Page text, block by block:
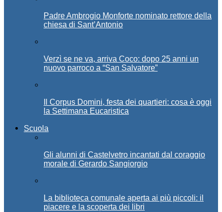
Padre Ambrogio Monforte nominato rettore della
chiesa di Sant’Antonio
Verzì se ne va, arriva Coco: dopo 25 anni un
nuovo parroco a “San Salvatore”
Il Corpus Domini, festa dei quartieri: cosa è oggi
la Settimana Eucaristica
Scuola
Gli alunni di Castelvetro incantati dal coraggio
morale di Gerardo Sangiorgio
La biblioteca comunale aperta ai più piccoli: il
piacere e la scoperta dei libri